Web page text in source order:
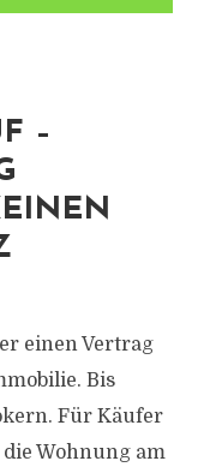
–
einen Vertrag
Bis
Für Käufer
Wohnung am